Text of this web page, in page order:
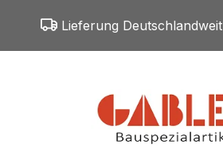
Zum Hauptinhalt springen
Lieferung Deutschlandweit